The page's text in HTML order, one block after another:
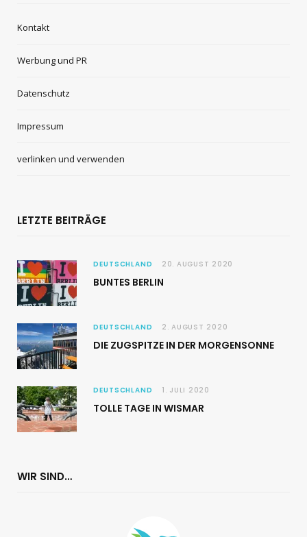
Kontakt
Werbung und PR
Datenschutz
Impressum
verlinken und verwenden
LETZTE BEITRÄGE
DEUTSCHLAND 20. AUGUST 2020
BUNTES BERLIN
DEUTSCHLAND 2. AUGUST 2020
DIE ZUGSPITZE IN DER MORGENSONNE
DEUTSCHLAND 1. JULI 2020
TOLLE TAGE IN WISMAR
WIR SIND…